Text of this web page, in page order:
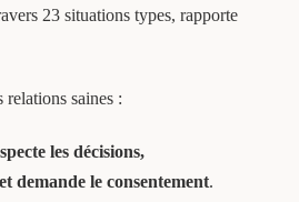
23 situations types, rapporte
relations saines :
les décisions,
demande le consentement.